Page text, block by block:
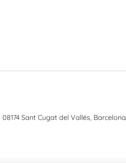
Sant Cugat del Vallés, Barcelona